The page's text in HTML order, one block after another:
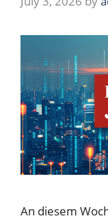
An diesem